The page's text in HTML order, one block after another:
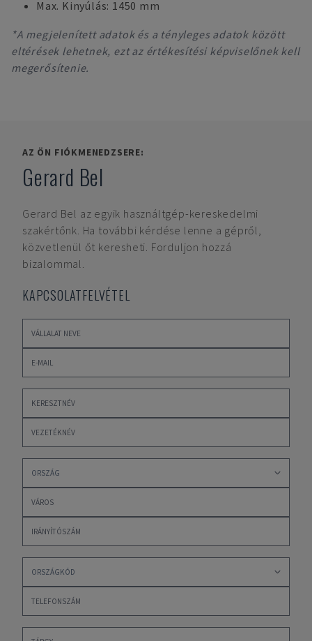
Max. Kinyúlás: 1450 mm
*A megjelenített adatok és a tényleges adatok között
eltérések lehetnek, ezt az értékesítési képviselőnek kell
megerősítenie.
AZ ÖN FIÓKMENEDZSERE:
Gerard Bel
Gerard Bel az egyik használtgép-kereskedelmi
szakértőnk. Ha további kérdése lenne a gépről,
közvetlenül őt keresheti. Forduljon hozzá
bizalommal.
KAPCSOLATFELVÉTEL